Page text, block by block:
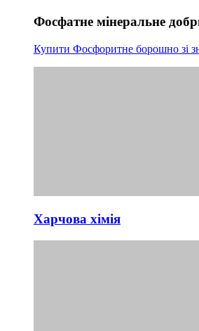
Фосфатне мінеральне
Купити Фосфоритне борошно зі
Харчова хімія